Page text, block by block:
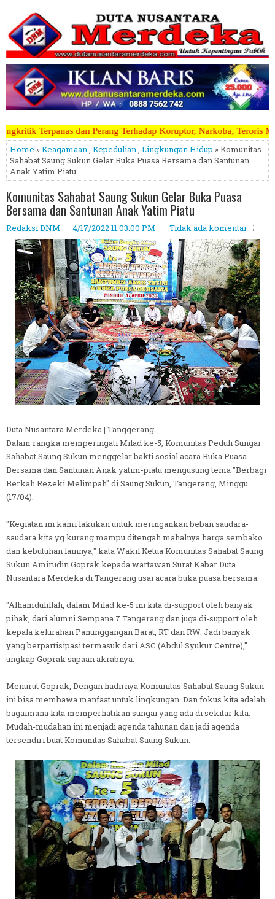
Terhadap Koruptor, Narkoba, Teroris Musuh Rakyat
Home »Keagamaan, Kepedulian, Lingkungan Hidup » Komunitas
Sahabat Saung Sukun Gelar Buka Puasa Bersama dan Santunan
Anak Yatim Piatu
Komunitas Sahabat Saung Sukun Gelar Buka Puasa
Bersama dan Santunan Anak Yatim Piatu
Redaksi DNM 4/17/2022 11:03:00 PM Tidak ada komentar
Duta Nusantara Merdeka | Tanggerang
Dalam rangka memperingati Milad ke-5, Komunitas Peduli Sungai
Sahabat Saung Sukun menggelar bakti sosial acara Buka Puasa
Bersama dan Santunan Anak yatim-piatu mengusung tema "Berbagi
Berkah Rezeki Melimpah" di Saung Sukun, Tangerang, Minggu
(17/04).
"Kegiatan ini kami lakukan untuk meringankan beban saudara-
saudara kita yg kurang mampu ditengah mahalnya harga sembako
dan kebutuhan lainnya," kata Wakil Ketua Komunitas Sahabat Saung
Sukun Amirudin Goprak kepada wartawan Surat Kabar Duta
Nusantara Merdeka di Tangerang usai acara buka puasa bersama.
"Alhamdulillah, dalam Milad ke-5 ini kita di-support oleh banyak
pihak, dari alumni Sempana 7 Tangerang dan juga di-support oleh
kepala kelurahan Panunggangan Barat, RT dan RW. Jadi banyak
yang berpartisipasi termasuk dari ASC (Abdul Syukur Centre),"
ungkap Goprak sapaan akrabnya.
Menurut Goprak, Dengan hadirnya Komunitas Sahabat Saung Sukun
ini bisa membawa manfaat untuk lingkungan. Dan fokus kita adalah
bagaimana kita memperhatikan sungai yang ada di sekitar kita.
Mudah-mudahan ini menjadi agenda tahunan dan jadi agenda
tersendiri buat Komunitas Sahabat Saung Sukun.